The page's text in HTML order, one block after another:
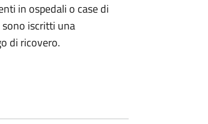
in ospedali o case di
iscritti una
di ricovero.